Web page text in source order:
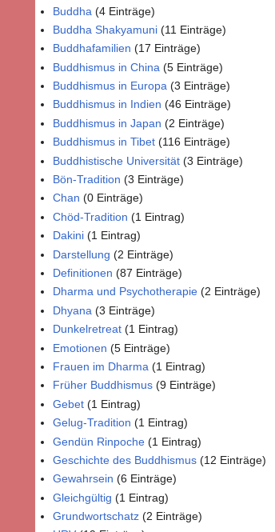
Buddha (4 Einträge)
Buddha Shakyamuni (11 Einträge)
Buddhafamilien (17 Einträge)
Buddhismus in China (5 Einträge)
Buddhismus in Europa (3 Einträge)
Buddhismus in Indien (46 Einträge)
Buddhismus in Japan (2 Einträge)
Buddhismus in Tibet (116 Einträge)
Buddhistische Universität (3 Einträge)
Bön-Tradition (3 Einträge)
Chan (0 Einträge)
Chöd-Tradition (1 Eintrag)
Dakini (1 Eintrag)
Darstellung (2 Einträge)
Definitionen (87 Einträge)
Dharma und Psychotherapie (2 Einträge)
Dhyana (3 Einträge)
Dunkelretreat (1 Eintrag)
Emotionen (5 Einträge)
Frauen im Dharma (1 Eintrag)
Früher Buddhismus (9 Einträge)
Gebet (1 Eintrag)
Gelug-Tradition (1 Eintrag)
Gendün Rinpoche (1 Eintrag)
Geschichte des Buddhismus (12 Einträge)
Gewahrsein (6 Einträge)
Gleichgültig (1 Eintrag)
Grundwortschatz (2 Einträge)